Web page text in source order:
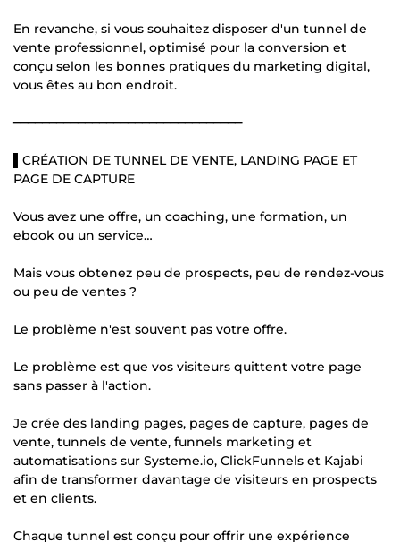
En revanche, si vous souhaitez disposer d'un tunnel de
vente professionnel, optimisé pour la conversion et
conçu selon les bonnes pratiques du marketing digital,
vous êtes au bon endroit.
━━━━━━━━━━━━━━━━━━━━━━━━━━━━━━━━
▌CRÉATION DE TUNNEL DE VENTE, LANDING PAGE ET
PAGE DE CAPTURE
Vous avez une offre, un coaching, une formation, un
ebook ou un service…
Mais vous obtenez peu de prospects, peu de rendez-vous
ou peu de ventes ?
Le problème n'est souvent pas votre offre.
Le problème est que vos visiteurs quittent votre page
sans passer à l'action.
Je crée des landing pages, pages de capture, pages de
vente, tunnels de vente, funnels marketing et
automatisations sur Systeme.io, ClickFunnels et Kajabi
afin de transformer davantage de visiteurs en prospects
et en clients.
Chaque tunnel est conçu pour offrir une expérience